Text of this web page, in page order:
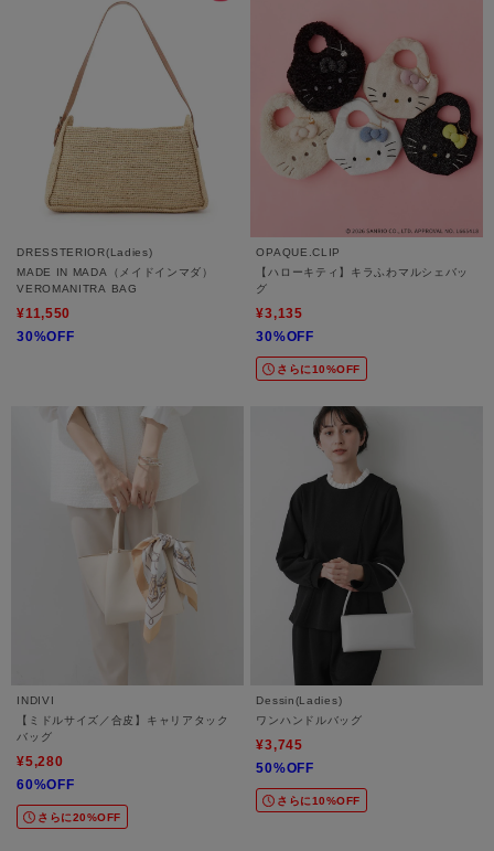
DRESSTERIOR(Ladies)
MADE IN MADA（メイドインマダ）
VEROMANITRA BAG
¥11,550
30%OFF
OPAQUE.CLIP
【ハローキティ】キラふわマルシェバッ
グ
¥3,135
30%OFF
さらに10%OFF
INDIVI
【ミドルサイズ／合皮】キャリアタック
バッグ
¥5,280
60%OFF
さらに20%OFF
Dessin(Ladies)
ワンハンドルバッグ
¥3,745
50%OFF
さらに10%OFF